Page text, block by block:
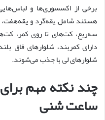
برخی از اکسسوری‌ها و
هستند شامل یقه‌گرد و
سه‌ربع، کت‌های تا روی کمر،
دارای کمربند، شلوارهای فاق
شلوارهای لی با جذب می‌شوند.
چند نکته مهم
ساعت شنی